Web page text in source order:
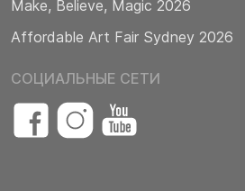
Make, Believe, Magic 2026
Affordable Art Fair Sydney 2026
СОЦИАЛЬНЫЕ СЕТИ